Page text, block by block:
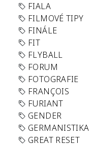
FIALA
FILMOVÉ TIPY
FINÁLE
FIT
FLYBALL
FORUM
FOTOGRAFIE
FRANÇOIS
FURIANT
GENDER
GERMANISTIKA
GREAT RESET